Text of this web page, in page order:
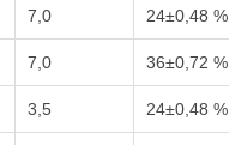
7,0 24±0,48 %
7,0 36±0,72 %
3,5 24±0,48 %